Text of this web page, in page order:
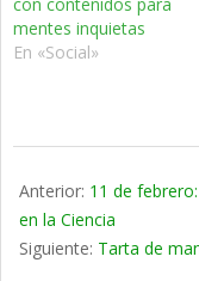
mentes inquietas
En «Social»
02-
24
Anterior: 11 de
en la Ciencia
Siguiente: Tarta de